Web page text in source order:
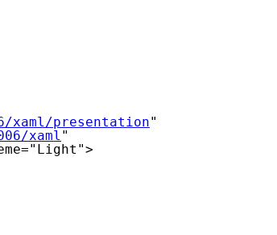
xaml/presentation"
xaml "
="Light">